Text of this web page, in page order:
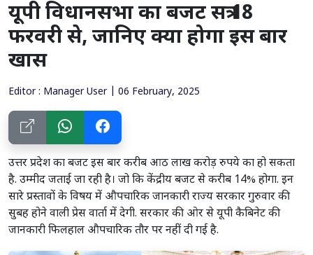
यूपी विधानसभा का बजट सत्र 18
फरवरी से, जानिए क्या होगा इस बार
खास
Editor : Manager User | 06 February, 2025
उत्तर प्रदेश का बजट इस बार करीब आठ लाख करोड़ रुपये का हो सकता
है. उम्मीद जताई जा रही है। जो कि केंद्रीय बजट से करीब 14% होगा. इन
सारे प्रस्तावों के विषय में औपचारिक जानकारी राज्य सरकार गुरुवार की
सुबह होने वाली प्रेस वार्ता में देगी. सरकार की ओर से यूपी कैबिनेट की
जानकारी फिलहाल औपचारिक तौर पर नहीं दी गई है.